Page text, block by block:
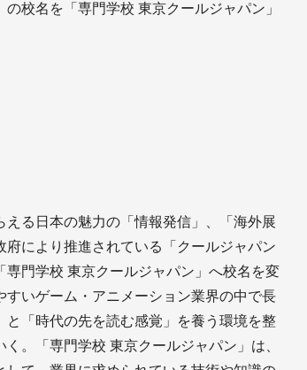
校名を「専門学校 東京クールジャパン」
る日本の魅力の「情報発信」、「海外展
により推進されている「クールジャパン
門学校 東京クールジャパン」へ校名を変
いゲーム・アニメーション業界の中で長
「時代の先を読む感覚」を養う環境を整
。「専門学校 東京クールジャパン」は、